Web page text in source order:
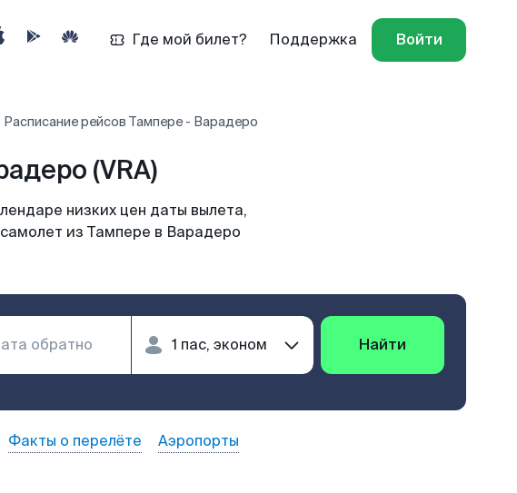
Где мой билет? Поддержка Войти
Расписание рейсов Тампере - Варадеро
(VRA)
низких цен даты вылета,
из Тампере в Варадеро
Найти
Факты о перелёте Аэропорты